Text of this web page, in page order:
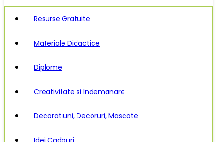
Resurse Gratuite
Materiale Didactice
Diplome
Creativitate si Indemanare
Decoratiuni, Decoruri, Mascote
Idei Cadouri